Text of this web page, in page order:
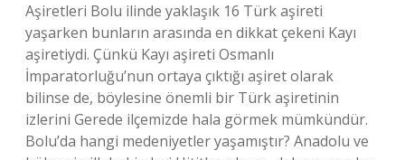
Aşiretleri Bolu ilinde yaklaşık 16 Türk aşireti
yaşarken bunların arasında en dikkat çekeni Kayı
aşiretiydi. Çünkü Kayı aşireti Osmanlı
İmparatorluğu’nun ortaya çıktığı aşiret olarak
bilinse de, böylesine önemli bir Türk aşiretinin
izlerini Gerede ilçemizde hala görmek mümkündür.
Bolu’da hangi medeniyetler yaşamıştır? Anadolu ve